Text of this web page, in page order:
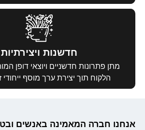
חדשנות ויצירתיות
חדשניים ויוצאי דופן המותאמים לצרכי
תוך יצירת ערך מוסף ייחודי זמין וגמיש.
המאמינה באנשים ובטכנולוגיה.